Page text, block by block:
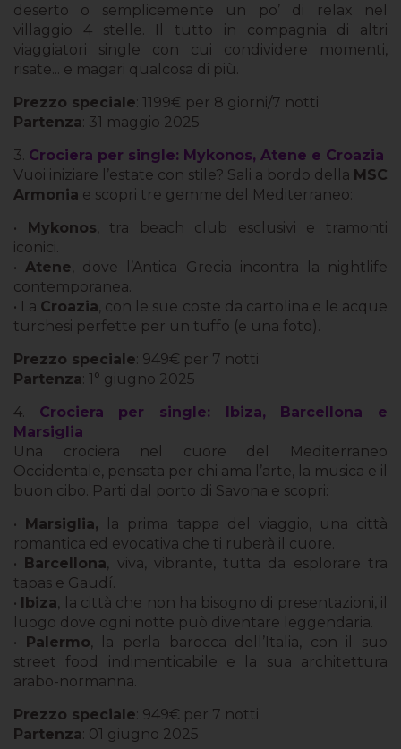
deserto o semplicemente un po’ di relax nel
villaggio 4 stelle. Il tutto in compagnia di altri
viaggiatori single con cui condividere momenti,
risate... e magari qualcosa di più.
Prezzo speciale: 1199€ per 8 giorni/7 notti
Partenza: 31 maggio 2025
3. Crociera per single: Mykonos, Atene e Croazia
Vuoi iniziare l’estate con stile? Sali a bordo della MSC
Armonia e scopri tre gemme del Mediterraneo:
• Mykonos, tra beach club esclusivi e tramonti
iconici.
•Atene, dove l’Antica Grecia incontra la nightlife
contemporanea.
• La Croazia, con le sue coste da cartolina e le acque
turchesi perfette per un tuffo (e una foto).
Prezzo speciale: 949€ per 7 notti
Partenza: 1° giugno 2025
4. Crociera per single: Ibiza, Barcellona e
Marsiglia
Una crociera nel cuore del Mediterraneo
Occidentale, pensata per chi ama l’arte, la musica e il
buon cibo. Parti dal porto di Savona e scopri:
• Marsiglia, la prima tappa del viaggio, una città
romantica ed evocativa che ti ruberà il cuore.
• Barcellona, viva, vibrante, tutta da esplorare tra
tapas e Gaudí.
• Ibiza, la città che non ha bisogno di presentazioni, il
luogo dove ogni notte può diventare leggendaria.
• Palermo, la perla barocca dell’Italia, con il suo
street food indimenticabile e la sua architettura
arabo-normanna.
Prezzo speciale: 949€ per 7 notti
Partenza: 01 giugno 2025